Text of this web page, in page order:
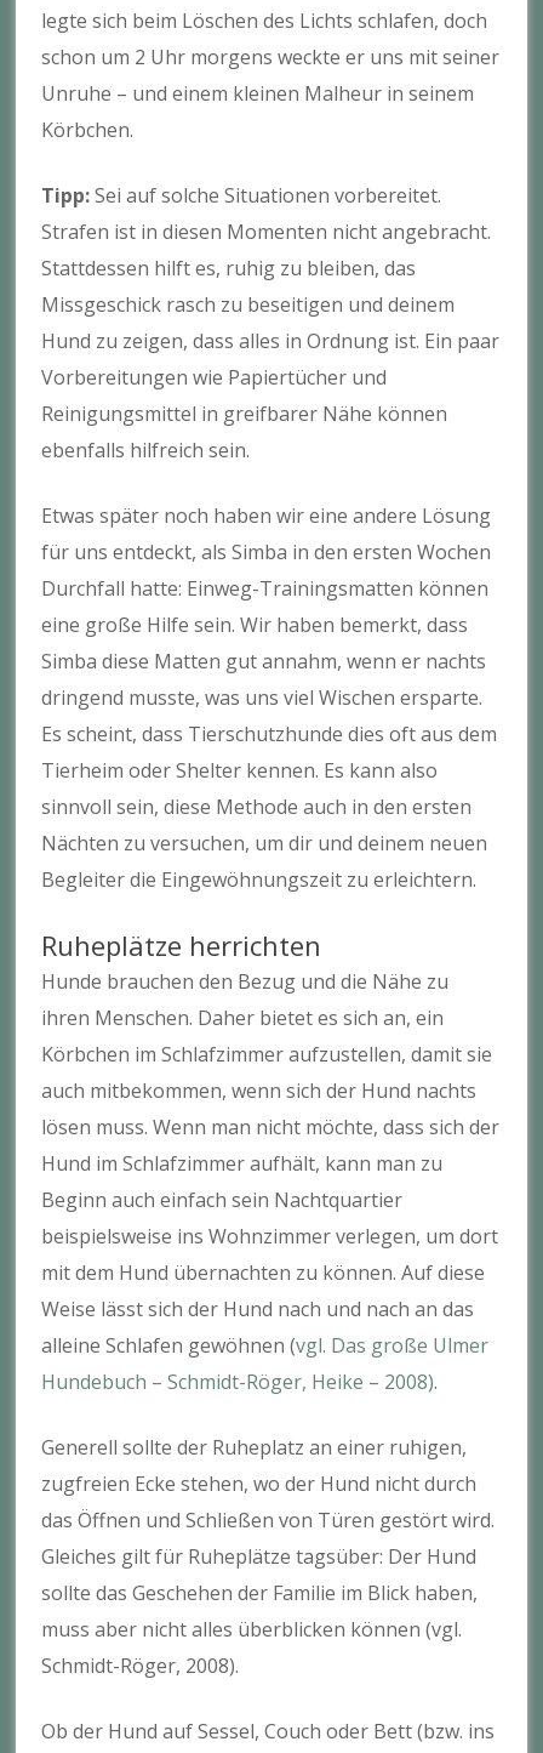
legte sich beim Löschen des Lichts schlafen, doch
schon um 2 Uhr morgens weckte er uns mit seiner
Unruhe – und einem kleinen Malheur in seinem
Körbchen.
Tipp:Sei auf solche Situationen vorbereitet.
Strafen ist in diesen Momenten nicht angebracht.
Stattdessen hilft es, ruhig zu bleiben, das
Missgeschick rasch zu beseitigen und deinem
Hund zu zeigen, dass alles in Ordnung ist. Ein paar
Vorbereitungen wie Papiertücher und
Reinigungsmittel in greifbarer Nähe können
ebenfalls hilfreich sein.
Etwas später noch haben wir eine andere Lösung
für uns entdeckt, als Simba in den ersten Wochen
Durchfall hatte: Einweg-Trainingsmatten können
eine große Hilfe sein. Wir haben bemerkt, dass
Simba diese Matten gut annahm, wenn er nachts
dringend musste, was uns viel Wischen ersparte.
Es scheint, dass Tierschutzhunde dies oft aus dem
Tierheim oder Shelter kennen. Es kann also
sinnvoll sein, diese Methode auch in den ersten
Nächten zu versuchen, um dir und deinem neuen
Begleiter die Eingewöhnungszeit zu erleichtern.
Ruheplätze herrichten
Hunde brauchen den Bezug und die Nähe zu
ihren Menschen. Daher bietet es sich an, ein
Körbchen im Schlafzimmer aufzustellen, damit sie
auch mitbekommen, wenn sich der Hund nachts
lösen muss. Wenn man nicht möchte, dass sich der
Hund im Schlafzimmer aufhält, kann man zu
Beginn auch einfach sein Nachtquartier
beispielsweise ins Wohnzimmer verlegen, um dort
mit dem Hund übernachten zu können. Auf diese
Weise lässt sich der Hund nach und nach an das
alleine Schlafen gewöhnen (vgl. Das große Ulmer
Hundebuch – Schmidt-Röger, Heike – 2008).
Generell sollte der Ruheplatz an einer ruhigen,
zugfreien Ecke stehen, wo der Hund nicht durch
das Öffnen und Schließen von Türen gestört wird.
Gleiches gilt für Ruheplätze tagsüber: Der Hund
sollte das Geschehen der Familie im Blick haben,
muss aber nicht alles überblicken können (vgl.
Schmidt-Röger, 2008).
Ob der Hund auf Sessel, Couch oder Bett (bzw. ins